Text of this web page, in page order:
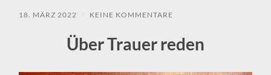
18. MÄRZ 2022 KEINE KOMMENTARE
Über Trauer reden